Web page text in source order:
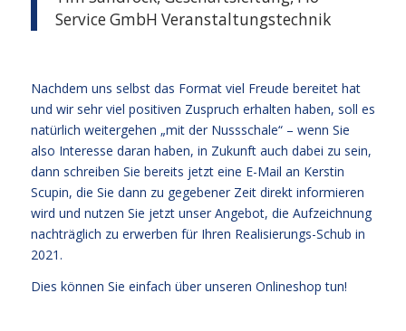
Service GmbH Veranstaltungstechnik
Nachdem uns selbst das Format viel Freude bereitet hat
und wir sehr viel positiven Zuspruch erhalten haben, soll es
natürlich weitergehen „mit der Nussschale“ – wenn Sie
also Interesse daran haben, in Zukunft auch dabei zu sein,
dann schreiben Sie bereits jetzt eine E-Mail an Kerstin
Scupin, die Sie dann zu gegebener Zeit direkt informieren
wird und nutzen Sie jetzt unser Angebot, die Aufzeichnung
nachträglich zu erwerben für Ihren Realisierungs-Schub in
2021.
Dies können Sie einfach über unseren Onlineshop tun!